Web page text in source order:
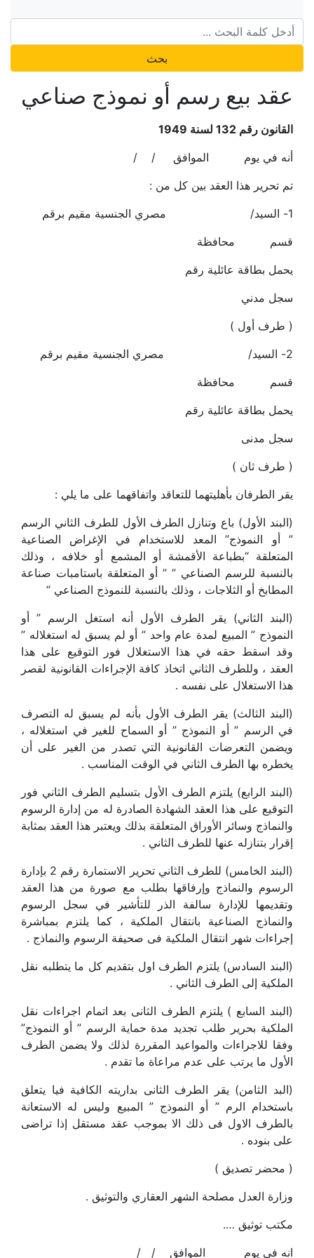
بحث
عقد بيع رسم أو نموذج صناعي
القانون رقم 132 لسنة 1949
أنه في يوم الموافق / /
تم تحرير هذا العقد بين كل من :
1- السيد/ مصري الجنسية مقيم برقم
قسم محافظة
يحمل بطاقة عائلية رقم
سجل مدني
( طرف أول )
2- السيد/ مصري الجنسية مقيم برقم
قسم محافظة
يحمل بطاقة عائلية رقم
سجل مدنى
( طرف ثان )
يقر الطرفان بأهليتهما للتعاقد واتفاقهما على ما يلي :
(البند الأول) باع وتنازل الطرف الأول للطرف الثاني الرسم
” أو النموذج” المعد للاستخدام في الإغراض الصناعية
المتعلقة “بطباعة الأقمشة أو المشمع أو خلافه ، وذلك
بالنسبة للرسم الصناعي ” ” أو المتعلقة باستامبات صناعة
المطابخ أو الثلاجات ، وذلك بالنسبة للنموذج الصناعي “
(البند الثاني) يقر الطرف الأول أنه استغل الرسم ” أو
النموذج ” المبيع لمدة عام واحد ” أو لم يسبق له استغلاله ”
وقد اسقط حقه في هذا الاستغلال فور التوقيع على هذا
العقد ، وللطرف الثاني اتخاذ كافة الإجراءات القانونية لقصر
هذا الاستغلال على نفسه .
(البند الثالث) يقر الطرف الأول بأنه لم يسبق له التصرف
في الرسم ” أو النموذج ” أو السماح للغير في استغلاله ،
ويضمن التعرضات القانونية التي تصدر من الغير على أن
يخطره بها الطرف الثاني في الوقت المناسب .
(البند الرابع) يلتزم الطرف الأول بتسليم الطرف الثاني فور
التوقيع على هذا العقد الشهادة الصادرة له من إدارة الرسوم
والنماذج وسائر الأوراق المتعلقة بذلك ويعتبر هذا العقد بمثابة
إقرار بتنازله عنها للطرف الثاني .
(البند الخامس) للطرف الثاني تحرير الاستمارة رقم 2 بإدارة
الرسوم والنماذج وإرفاقها بطلب مع صورة من هذا العقد
وتقديمها للإدارة سالفة الذر للتأشير في سجل الرسوم
والنماذج الصناعية بانتقال الملكية ، كما يلتزم بمباشرة
إجراءات شهر انتقال الملكية فى صحيفة الرسوم والنماذج .
(البند السادس) يلتزم الطرف اول بتقديم كل ما يتطلبه نقل
الملكية إلى الطرف الثاني .
(البند السابع ) يلتزم الطرف الثانى بعد اتمام اجراءات نقل
الملكية بحرير طلب تجديد مدة حماية الرسم ” أو النموذج”
وفقا للاجراءات والمواعيد المقررة لذلك ولا يضمن الطرف
الأول ما يرتب على عدم مراعاة ما تقدم .
(البد الثامن) يقر الطرف الثانى بداريته الكافية فيا يتعلق
باستخدام الرم ” أو النموذج ” المبيع وليس له الاستعانة
بالطرف الاول فى ذلك الا بموجب عقد مستقل إذا تراضى
على بنوده .
( محضر تصديق )
وزارة العدل مصلحة الشهر العقاري والتوثيق .
مكتب توثيق ….
انه فى يوم الموافق / /